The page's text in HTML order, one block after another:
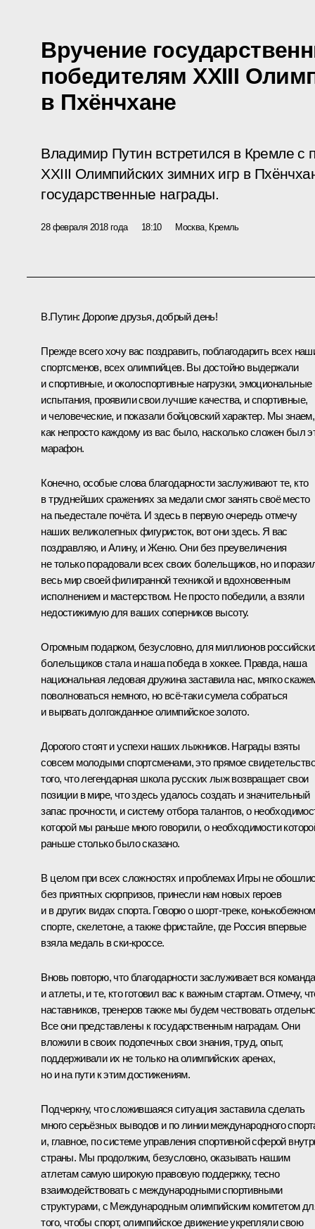
Вручение
победителям XXIII
в Пхёнчхане
Владимир Путин встретился в Кремле с
XXIII Олимпийских зимних игр в
государственные награды.
28 февраля 2018 года 18:10 Москва, Кремль
В.Путин: Дорогие друзья, добрый день!
Прежде всего хочу вас поздравить, поблагодарить всех
спортсменов, всех олимпийцев. Вы достойно выдержали
и спортивные, и околоспортивные нагрузки, эмоциональные
испытания, проявили свои лучшие качества, и спортивные,
и человеческие, и показали бойцовский характер. Мы знаем,
как непросто каждому из вас было, насколько сложен был
марафон.
Конечно, особые слова благодарности заслуживают те, кто
в труднейших сражениях за медали смог занять своё место
на пьедестале почёта. И здесь в первую очередь отмечу
наших великолепных фигуристок, вот они здесь. Я вас
поздравляю, и Алину, и Женю. Они без преувеличения
не только порадовали всех своих болельщиков, но и
весь мир своей филигранной техникой и вдохновенным
исполнением и мастерством. Не просто победили, а взяли
недостижимую для ваших соперников высоту.
Огромным подарком, безусловно, для миллионов
болельщиков стала и наша победа в хоккее. Правда, наша
национальная ледовая дружина заставила нас, мягко
поволноваться немного, но всё-таки сумела собраться
и вырвать долгожданное олимпийское золото.
Дорогого стоят и успехи наших лыжников. Награды взяты
совсем молодыми спортсменами, это прямое свидетельство
того, что легендарная школа русских лыж возвращает свои
позиции в мире, что здесь удалось создать и значительный
запас прочности, и систему отбора талантов, о
которой мы раньше много говорили, о необходимости
раньше столько было сказано.
В целом при всех сложностях и проблемах Игры не
без приятных сюрпризов, принесли нам новых героев
и в других видах спорта. Говорю о шорт-треке, конькобежном
спорте, скелетоне, а также фристайле, где Россия впервые
взяла медаль в ски-кроссе.
Вновь повторю, что благодарности заслуживает вся
и атлеты, и те, кто готовил вас к важным стартам. Отмечу,
наставников, тренеров также мы будем чествовать
Все они представлены к государственным наградам. Они
вложили в своих подопечных свои знания, труд, опыт,
поддерживали их не только на олимпийских аренах,
но и на пути к этим достижениям.
Подчеркну, что сложившаяся ситуация заставила сделать
много серьёзных выводов и по линии международного
и, главное, по системе управления спортивной сферой
страны. Мы продолжим, безусловно, оказывать нашим
атлетам самую широкую правовую поддержку, тесно
взаимодействовать с международными спортивными
структурами, с Международным олимпийским комитетом
того, чтобы спорт, олимпийское движение укрепляли свою